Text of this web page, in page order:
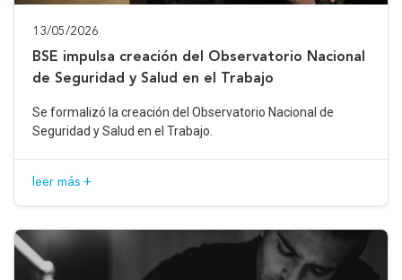
13/05/2026
BSE impulsa creación del Observatorio Nacional
de Seguridad y Salud en el Trabajo
Se formalizó la creación del Observatorio Nacional de
Seguridad y Salud en el Trabajo.
leer más +